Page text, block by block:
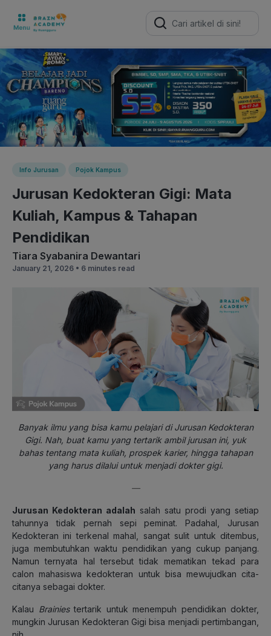
Search
for:
Info Jurusan Pojok Kampus
Jurusan Kedokteran Gigi: Mata
Kuliah, Kampus & Tahapan
Pendidikan
Tiara Syabanira Dewantari
January 21, 2026 • 6 minutes read
Banyak ilmu yang bisa kamu pelajari di Jurusan Kedokteran
Gigi. Nah, buat kamu yang tertarik ambil jurusan ini, yuk
bahas tentang mata kuliah, prospek karier, hingga tahapan
yang harus dilalui untuk menjadi dokter gigi.
—
Jurusan Kedokteran adalah salah satu prodi yang setiap
tahunnya tidak pernah sepi peminat. Padahal, Jurusan
Kedokteran ini terkenal mahal, sangat sulit untuk ditembus,
juga membutuhkan waktu pendidikan yang cukup panjang.
Namun ternyata hal tersebut tidak mematikan tekad para
calon mahasiswa kedokteran untuk bisa mewujudkan cita-
citanya sebagai dokter.
Kalau Brainiestertarik untuk menempuh pendidikan dokter,
mungkin Jurusan Kedokteran Gigi bisa menjadi pertimbangan,